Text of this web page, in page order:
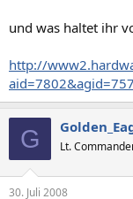
und was haltet ihr
http://
aid=7802&agid=757
G Lt.
30. Juli 2008